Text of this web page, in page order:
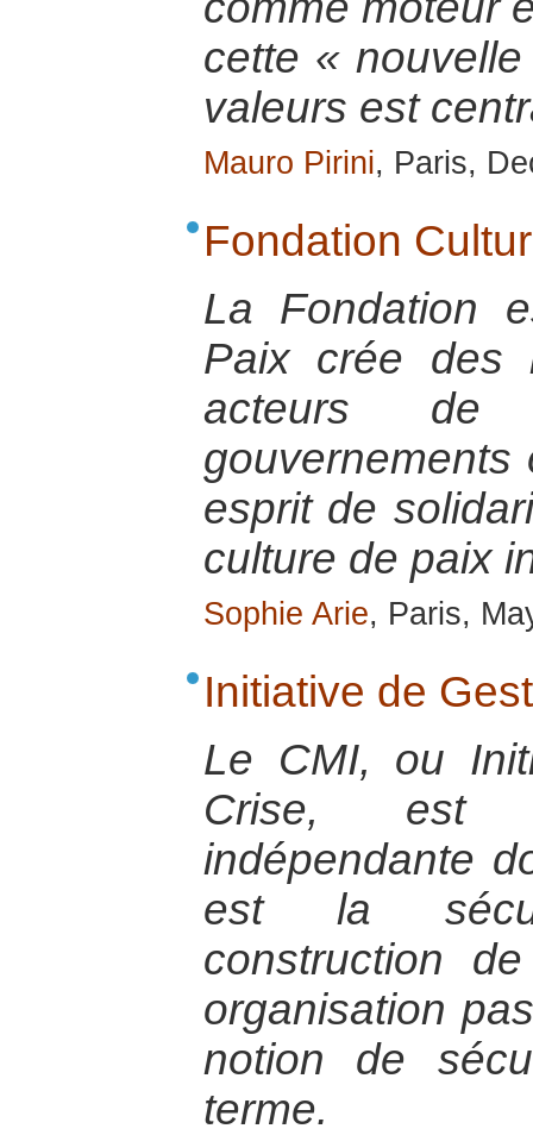
cette «
valeurs est
Mauro Pirini, Paris,
Fondation
La Fondation
Paix crée des
acteurs de
esprit de
culture de paix
Sophie Arie, Paris,
Initiative de
Le CMI, ou
Crise, est
indépendante
est la
construction
organisation
notion de
terme.